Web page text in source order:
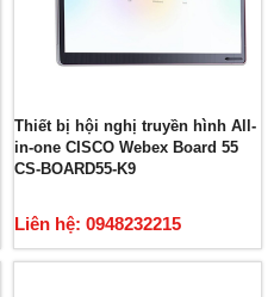
Thiết bị hội nghị truyền hình All-
in-one CISCO Webex Board 55
CS-BOARD55-K9
Liên hệ: 0948232215